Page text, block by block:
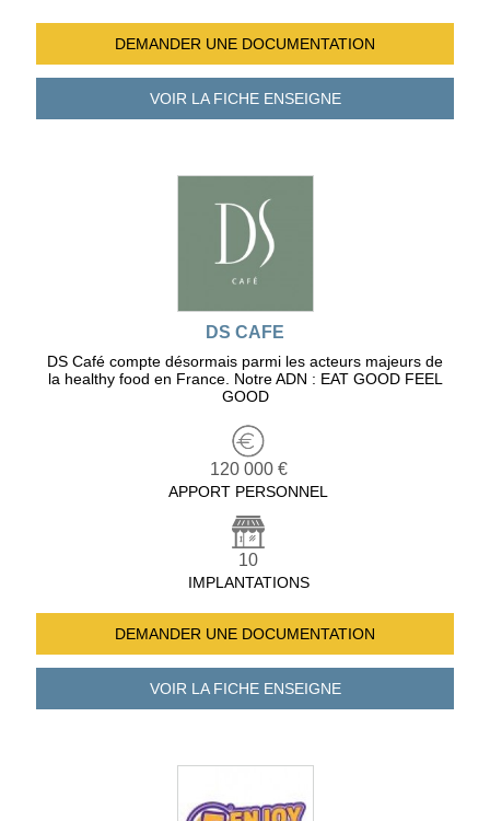
DEMANDER UNE DOCUMENTATION
VOIR LA FICHEENSEIGNE
DS CAFE
DS Café compte désormais parmi les acteurs majeurs de
la healthy food en France. Notre ADN : EAT GOOD FEEL
GOOD
120 000 €
APPORT PERSONNEL
10
IMPLANTATIONS
DEMANDER UNE DOCUMENTATION
VOIR LA FICHEENSEIGNE